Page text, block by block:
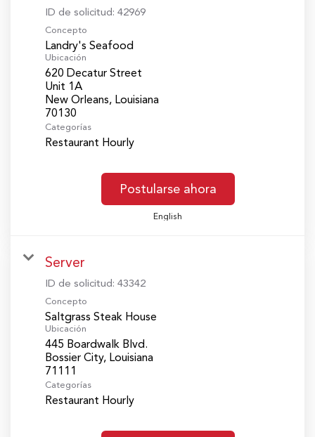
ID de solicitud: 42969
Concepto
Landry's Seafood
Ubicación
620 Decatur Street
Unit 1A
New Orleans, Louisiana
Categorías
Restaurant Hourly
Postularse ahora
English
Server
ID de solicitud: 43342
Concepto
Saltgrass Steak House
Ubicación
445 Boardwalk Blvd.
Bossier City, Louisiana
Categorías
Restaurant Hourly